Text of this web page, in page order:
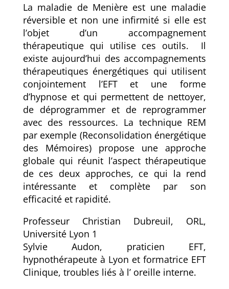
La maladie de Menière est une maladie
réversible et non une infirmité si elle est
l’objet d’un accompagnement
thérapeutique qui utilise ces outils.
Il
existe aujourd’hui des accompagnements
thérapeutiques énergétiques qui utilisent
conjointement l’EFT et une forme
d’hypnose et qui permettent de nettoyer,
de déprogrammer et de reprogrammer
avec des ressources. La technique REM
par exemple (Reconsolidation énergétique
des Mémoires) propose une approche
globale qui réunit l’aspect thérapeutique
de ces deux approches, ce qui la rend
intéressante et complète par son
efficacité et rapidité.
Professeur Christian Dubreuil, ORL,
Université Lyon 1
Sylvie Audon, praticien EFT,
hypnothérapeute à Lyon et formatrice EFT
Clinique, troubles liés à l’ oreille interne.